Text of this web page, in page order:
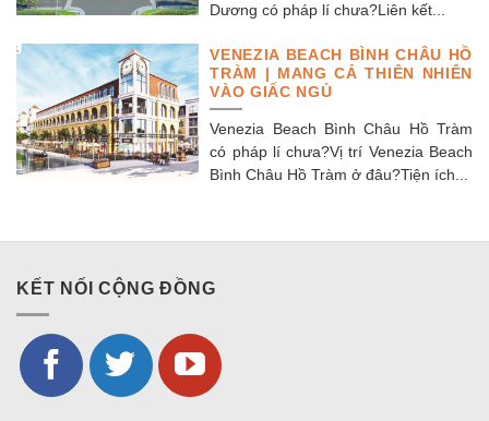
Dương có pháp lí chưa?Liên kết...
VENEZIA BEACH BÌNH CHÂU HỒ
TRÀM | MANG CẢ THIÊN NHIÊN
VÀO GIẤC NGỦ
Venezia Beach Bình Châu Hồ Tràm
có pháp lí chưa?Vị trí Venezia Beach
Bình Châu Hồ Tràm ở đâu?Tiện ích...
KẾT NỐI CỘNG ĐỒNG